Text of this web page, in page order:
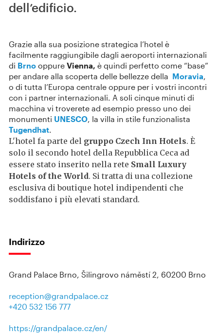
dell’edificio.
Grazie alla sua posizione strategica l’hotel è
facilmente raggiungibile dagli aeroporti internazionali
di Brno oppure Vienna, è quindi perfetto come “base”
per andare alla scoperta delle bellezze della Moravia,
o di tutta l’Europa centrale oppure per i vostri incontri
con i partner internazionali. A soli cinque minuti di
macchina vi troverete ad esempio presso uno dei
monumenti UNESCO, la villa in stile funzionalista
Tugendhat.
L'hotel fa parte del gruppo Czech Inn Hotels. È
solo il secondo hotel della Repubblica Ceca ad
essere stato inserito nella rete Small Luxury
Hotels of the World. Si tratta di una collezione
esclusiva di boutique hotel indipendenti che
soddisfano i più elevati standard.
Indirizzo
Grand Palace Brno, Šilingrovo náměstí 2, 60200 Brno
reception@grandpalace.cz
+420 532 156 777
https://grandpalace.cz/en/